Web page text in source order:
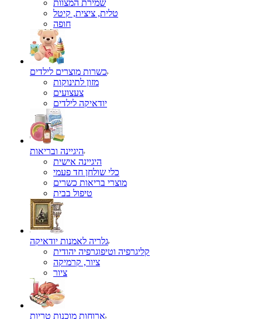
שמירת המצוות
טלית, ציצית, קיטל
כשרות מוצרים לילדים
מזון לתינוקות
צעצועים
יודאיקה לילדים
היגיינה ובריאות
היגיינה אישית
כלי שולחן חד פעמי
מוצרי בריאות כשרים
טיפול בבית
גלריה לאמנות יודאיקה
קליגרפיה וטיפוגרפיה יהודית
ציור, קרמיקה
ציור
ארוחות מוכנות טריות